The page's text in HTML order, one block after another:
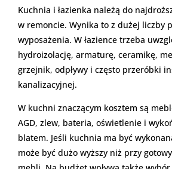
Kuchnia i łazienka należą do
w remoncie. Wynika to z dużej liczby
wyposażenia. W łazience trzeba
hydroizolację, armaturę, ceramikę,
grzejnik, odpływy i często przeróbki
kanalizacyjnej.
W kuchni znaczącym kosztem są
AGD, zlew, bateria, oświetlenie i
blatem. Jeśli kuchnia ma być
może być dużo wyższy niż przy